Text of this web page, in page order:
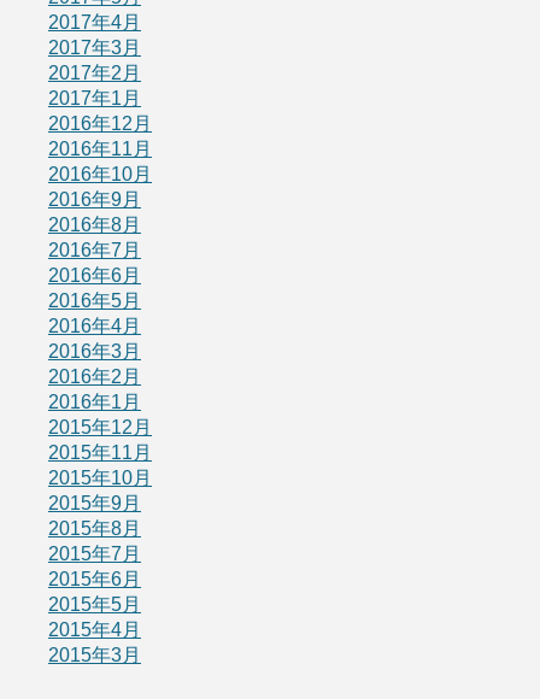
2017年4月
2017年3月
2017年2月
2017年1月
2016年12月
2016年11月
2016年10月
2016年9月
2016年8月
2016年7月
2016年6月
2016年5月
2016年4月
2016年3月
2016年2月
2016年1月
2015年12月
2015年11月
2015年10月
2015年9月
2015年8月
2015年7月
2015年6月
2015年5月
2015年4月
2015年3月